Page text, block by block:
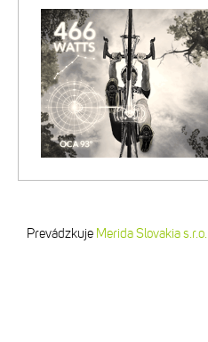
Prevádzkuje Merida Slovakia s.r.o.